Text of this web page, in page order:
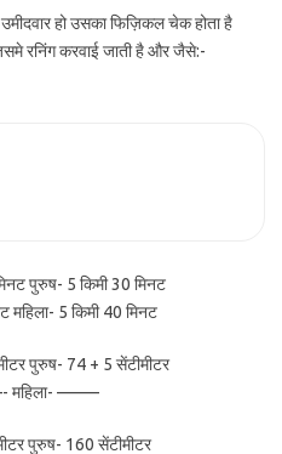
उमीदवार हो उसका फिज़िकल चेक होता है
रनिंग करवाई जाती है और जैसे:-
ST
पुरुष- 5 किमी 30 मिनट
महिला- 5 किमी 40 मिनट
पुरुष- 74 + 5 सेंटीमीटर
महिला- ——–
पुरुष- 160 सेंटीमीटर